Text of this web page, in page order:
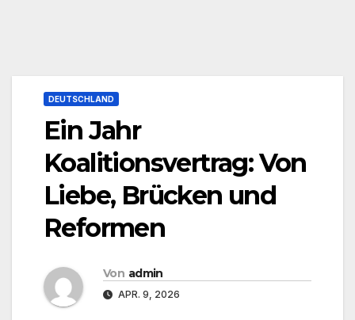
DEUTSCHLAND
Ein Jahr
Koalitionsvertrag: Von
Liebe, Brücken und
Reformen
Von admin
APR. 9, 2026